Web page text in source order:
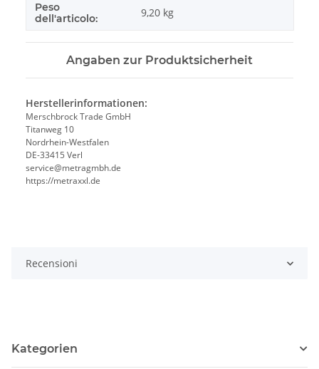
Peso
dell'articolo:
9,20 kg
Angaben zur Produktsicherheit
Herstellerinformationen:
Merschbrock Trade GmbH
Titanweg 10
Nordrhein-Westfalen
DE-33415 Verl
service@metragmbh.de
https://metraxxl.de
Recensioni
Kategorien